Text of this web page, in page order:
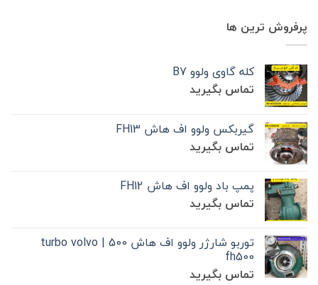
پرفروش ترین ها
کله گاوی ولوو B7
تماس بگیرید
گیربکس ولوو اف هاش FH13
تماس بگیرید
پمپ باد ولوو اف هاش FH12
تماس بگیرید
توربو شارژر ولوو اف هاش 500 | turbo volvo
fh500
تماس بگیرید